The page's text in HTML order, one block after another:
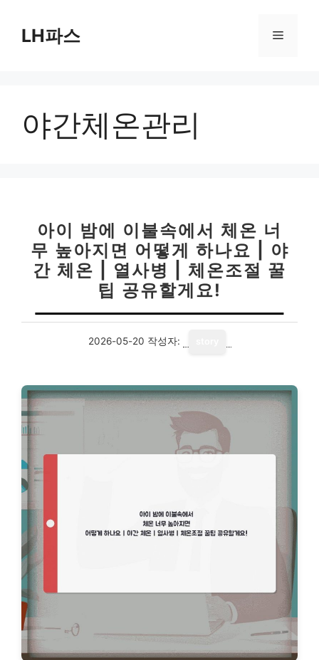
LH파스 메
야간체온관리
아이 밤에 이불속에서 체온 너
무 높아지면 어떻게 하나요 | 야
간 체온 | 열사병 | 체온조절 꿀
팁 공유할게요!
2026-05-20 작성자: